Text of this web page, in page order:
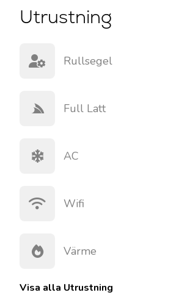
Utrustning
Rullsegel
Full Latt
AC
Wifi
Värme
Visa alla Utrustning